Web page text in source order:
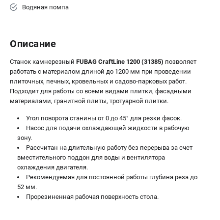
Водяная помпа
Описание
Станок камнерезный FUBAG CraftLine 1200 (31385) позволяет
работать с материалом длиной до 1200 мм при проведении
плиточных, печных, кровельных и садово-парковых работ.
Подходит для работы со всеми видами плитки, фасадными
материалами, гранитной плиты, тротуарной плитки.
Угол поворота станины от 0 до 45° для резки фасок.
Насос для подачи охлаждающей жидкости в рабочую
зону.
Рассчитан на длительную работу без перерыва за счет
вместительного поддон для воды и вентилятора
охлаждения двигателя.
Рекомендуемая для постоянной работы глубина реза до
52 мм.
Прорезиненная рабочая поверхность стола.